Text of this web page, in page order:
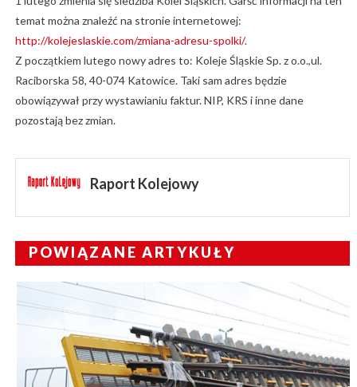
temat można znaleźć na stronie internetowej:
http://kolejeslaskie.com/zmiana-adresu-spolki/.
Z początkiem lutego nowy adres to: Koleje Śląskie Sp. z o.o.,ul.
Raciborska 58, 40-074 Katowice. Taki sam adres będzie
obowiązywał przy wystawianiu faktur. NIP, KRS i inne dane
pozostają bez zmian.
Raport Kolejowy
POWIĄZANE ARTYKUŁY